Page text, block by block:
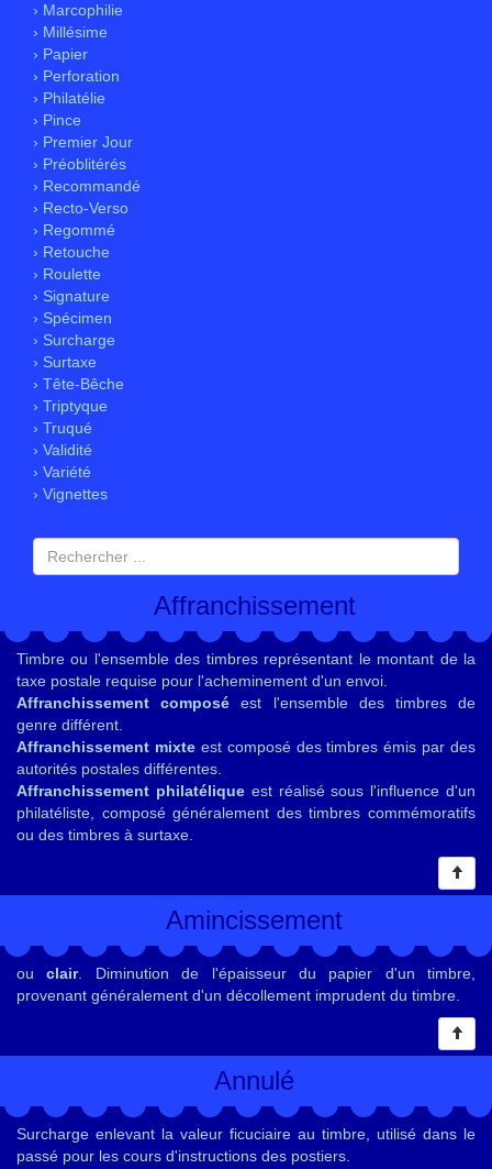
› Marcophilie
› Millésime
› Papier
› Perforation
› Philatélie
› Pince
› Premier Jour
› Préoblitérés
› Recommandé
› Recto-Verso
› Regommé
› Retouche
› Roulette
› Signature
› Spécimen
› Surcharge
› Surtaxe
› Tête-Bêche
› Triptyque
› Truqué
› Validité
› Variété
› Vignettes
Affranchissement
Timbre ou l'ensemble des timbres représentant le montant de la
taxe postale requise pour l'acheminement d'un envoi.
Affranchissement composé est l'ensemble des timbres de
genre différent.
Affranchissement mixteest composé des timbres émis par des
autorités postales différentes.
Affranchissement philatéliqueest réalisé sous l'influence d'un
philatéliste, composé généralement des timbres commémoratifs
ou des timbres à surtaxe.
Amincissement
ouclair. Diminution de l'épaisseur du papier d'un timbre,
provenant généralement d'un décollement imprudent du timbre.
Annulé
Surcharge enlevant la valeur ficuciaire au timbre, utilisé dans le
passé pour les cours d'instructions des postiers.